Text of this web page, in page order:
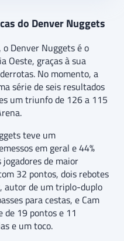
do Denver Nuggets
o Denver Nuggets é o
Oeste, graças à sua
No momento, a
série de seis resultados
um triunfo de 126 a 115
teve um
em geral e 44%
de maior
32 pontos, dois rebotes
autor de um triplo-duplo
para cestas, e Cam
de 19 pontos e 11
e um toco.